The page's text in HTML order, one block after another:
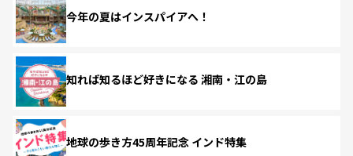
今年の夏はインスパイアへ！
知れば知るほど好きになる 湘南・江の島
地球の歩き方45周年記念 インド特集